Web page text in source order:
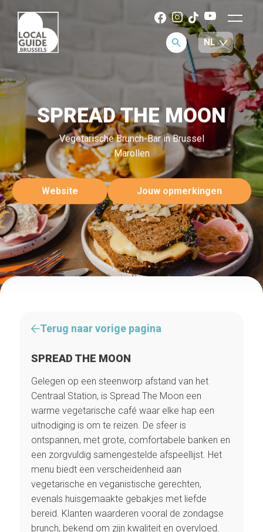
SPREAD THE MOON
Vegetarische Brunch-Bar in Brussel
Marollen
Website Jouw opmerkingen
Terug naar vorige pagina
SPREAD THE MOON
Gelegen op een steenworp afstand van het
Centraal Station, is Spread The Moon een
warme vegetarische café waar elke hap een
uitnodiging is om te reizen. De sfeer is
ontspannen, met grote, comfortabele banken en
een zorgvuldig samengestelde afspeellijst. Het
menu biedt een verscheidenheid aan
vegetarische en veganistische gerechten,
evenals huisgemaakte gebakjes met liefde
bereid. Klanten waarderen vooral de zondagse
brunch, bekend om zijn kwaliteit en overvloed.